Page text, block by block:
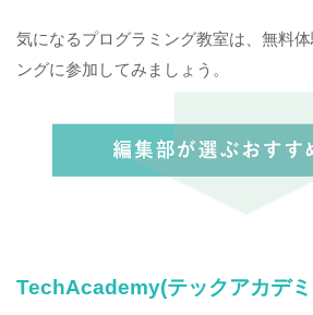
気になるプログラミング教室は、無料
ングに参加してみましょう。
TechAcademy(テックアカデ